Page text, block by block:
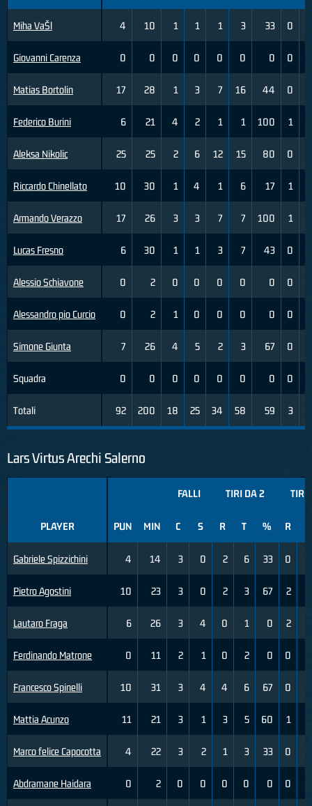
Miha VaŠl
Giovanni Carenza
Matias Bortolin
Federico Burini
Aleksa Nikolic
Riccardo Chinellato
Armando Verazzo
Lucas Fresno
Alessio Schiavone
Alessandro pio Curcio
Simone Giunta
Squadra
Totali
4 10 1 1 1 3 33 0
0 0 0 0 0 0 0 0
17 28 1 3 7 16 44 0
6 21 4 2 1 1 100 1
25 25 2 6 12 15 80 0
10 30 1 4 1 6 17 1
17 26 3 3 7 7 100 1
6 30 1 1 3 7 43 0
0 2 0 0 0 0 0 0
0 2 1 0 0 0 0 0
7 26 4 5 2 3 67 0
0 0 0 0 0 0 0 0
92 200 18 25 34 58 59 3
Lars Virtus Arechi Salerno
PLAYER
Gabriele Spizzichini
Pietro Agostini
Lautaro Fraga
Ferdinando Matrone
Francesco Spinelli
Mattia Acunzo
Marco felice Capocotta
Abdramane Haidara
FALLI TIRI DA 2 TIRI
PUN MIN C S R T % R
4 14 3 0 2 6 33 0
10 23 3 0 2 3 67 2
6 26 3 4 0 1 0 2
0 11 2 1 0 2 0 0
10 31 3 4 4 6 67 0
11 21 3 1 3 5 60 1
4 22 3 2 1 3 33 0
0 2 0 0 0 0 0 0